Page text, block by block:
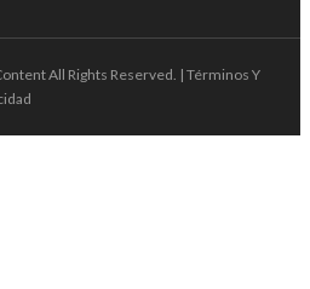
All Rights Reserved. | Términos Y